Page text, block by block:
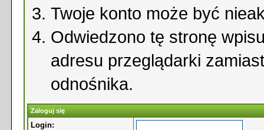
Twoje konto może być
Odwiedzono tę stronę
adresu przeglądarki
odnośnika.
Zaloguj się
Login: